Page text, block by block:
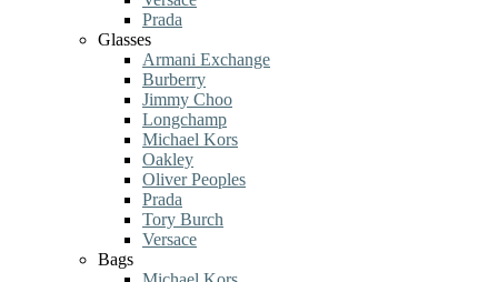
Prada
Glasses
Armani Exchange
Burberry
Jimmy Choo
Longchamp
Michael Kors
Oakley
Oliver Peoples
Prada
Tory Burch
Versace
Bags